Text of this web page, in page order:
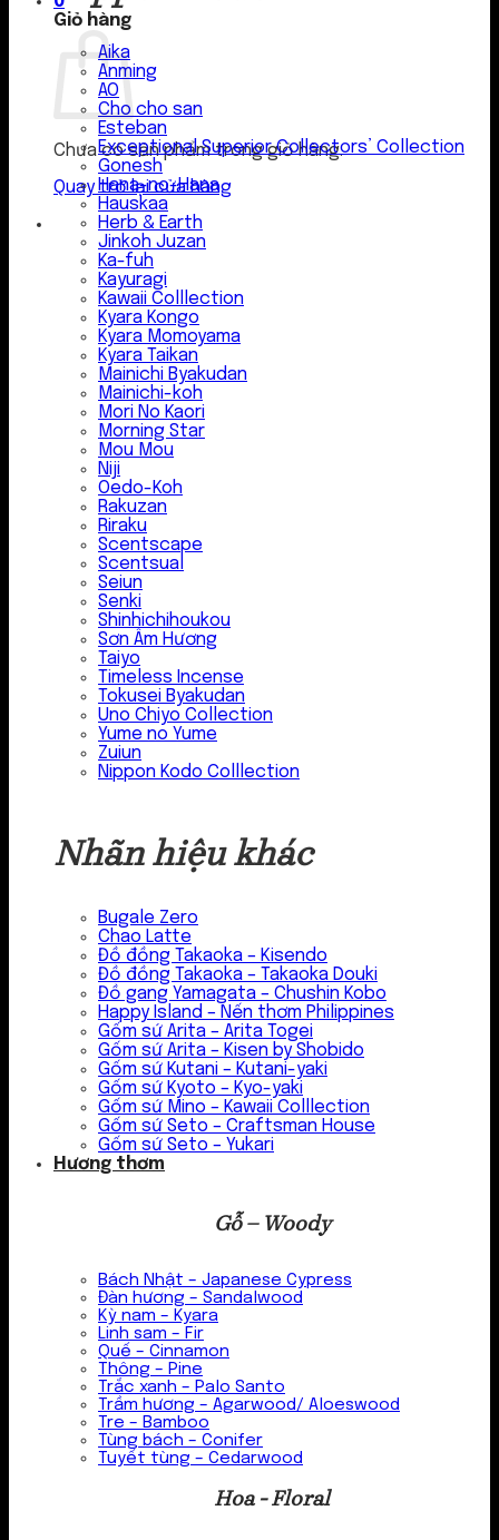
Giỏ hàng
Chưa có sản phẩm trong giỏ hàng.
Quay trở lại cửa hàng
Aika
Anming
AO
Cho cho san
Esteban
Exceptional Superior Collectors’ Collection
Gonesh
Hana-no-Hana
Hauskaa
Herb & Earth
Jinkoh Juzan
Ka-fuh
Kayuragi
Kawaii Colllection
Kyara Kongo
Kyara Momoyama
Kyara Taikan
Mainichi Byakudan
Mainichi-koh
Mori No Kaori
Morning Star
Mou Mou
Niji
Oedo-Koh
Rakuzan
Riraku
Scentscape
Scentsual
Seiun
Senki
Shinhichihoukou
Sơn Âm Hương
Taiyo
Timeless Incense
Tokusei Byakudan
Uno Chiyo Collection
Yume no Yume
Zuiun
Nippon Kodo Colllection
Nhãn hiệu khác
Bugale Zero
Chao Latte
Đồ đồng Takaoka – Kisendo
Đồ đồng Takaoka – Takaoka Douki
Đồ gang Yamagata – Chushin Kobo
Happy Island – Nến thơm Philippines
Gốm sứ Arita – Arita Togei
Gốm sứ Arita – Kisen by Shobido
Gốm sứ Kutani – Kutani-yaki
Gốm sứ Kyoto – Kyo-yaki
Gốm sứ Mino – Kawaii Colllection
Gốm sứ Seto – Craftsman House
Gốm sứ Seto – Yukari
Hương thơm
Gỗ – Woody
Bách Nhật – Japanese Cypress
Đàn hương – Sandalwood
Kỳ nam – Kyara
Linh sam – Fir
Quế – Cinnamon
Thông – Pine
Trắc xanh – Palo Santo
Trầm hương – Agarwood/ Aloeswood
Tre – Bamboo
Tùng bách – Conifer
Tuyết tùng – Cedarwood
Hoa - Floral